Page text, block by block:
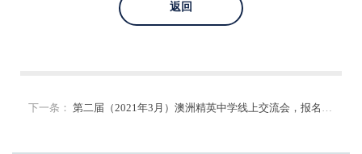
返回
下一条： 第二届（2021年3月）澳洲精英中学线上交流会，报名开放通知